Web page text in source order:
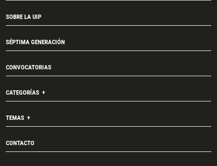
SOBRE LA UIP
SÉPTIMA GENERACIÓN
CONVOCATORIAS
CATEGORÍAS
TEMAS
CONTACTO